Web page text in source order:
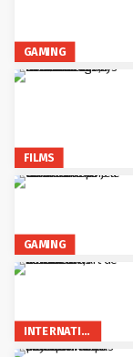
GAMING
FILMS
GAMING
INTERNATIONAL